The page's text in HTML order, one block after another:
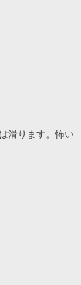
滑ります。怖い